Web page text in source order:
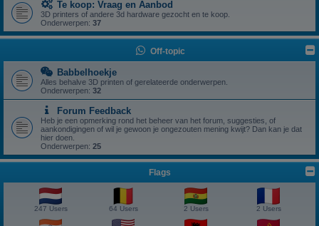
Te koop: Vraag en Aanbod
3D printers of andere 3d hardware gezocht en te koop.
Onderwerpen: 37
Off-topic
Babbelhoekje
Alles behalve 3D printen of gerelateerde onderwerpen.
Onderwerpen: 32
Forum Feedback
Heb je een opmerking rond het beheer van het forum, suggesties, of
aankondigingen of wil je gewoon je ongezouten mening kwijt? Dan kan je dat
hier doen.
Onderwerpen: 25
Flags
247 Users 64 Users 2 Users 2 Users